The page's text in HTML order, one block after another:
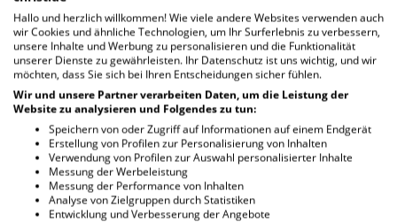
Du hast Fragen zu unserer Seite oder technische
Probleme mit Christ sucht Christ? Kein Problem, wir
helfen dir gerne weiter!
Du kannst uns jederzeit eine E-Mail schreiben.
Weitere Informationen zu unserem Support findest
du auf unsererKontaktseite.
Hallo und herzlich willkommen! Wie viele andere Websites verwenden auch
wir Cookies und ähnliche Technologien, um Ihr Surferlebnis zu verbessern,
unsere Inhalte und Werbung zu personalisieren und die Funktionalität
unserer Dienste zu gewährleisten. Ihr Datenschutz ist uns wichtig, und wir
möchten, dass Sie sich bei Ihren Entscheidungen sicher fühlen.
Wir und unsere Partner verarbeiten Daten, um die Leistung der
Website zu analysieren und Folgendes zu tun:
Speichern von oder Zugriff auf Informationen auf einem Endgerät
Erstellung von Profilen zur Personalisierung von Inhalten
Verwendung von Profilen zur Auswahl personalisierter Inhalte
Messung der Werbeleistung
Messung der Performance von Inhalten
Analyse von Zielgruppen durch Statistiken
Entwicklung und Verbesserung der Angebote